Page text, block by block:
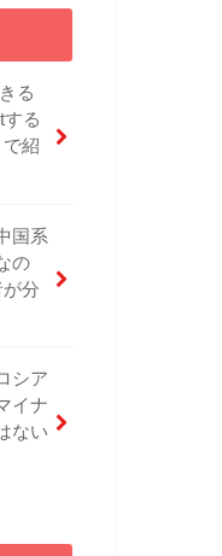
る
る
紹
国系
の
分
シア
イナ
ない